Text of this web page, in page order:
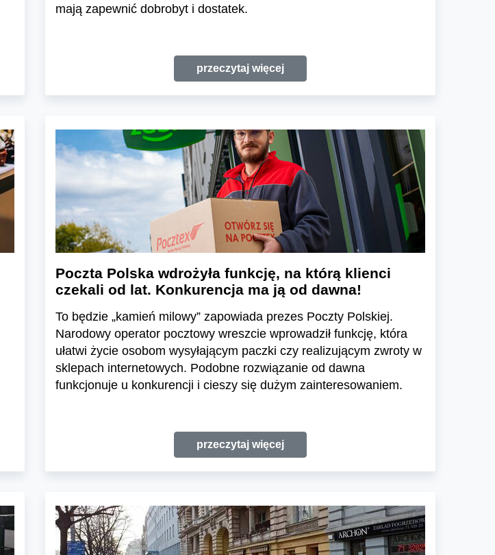
mają zapewnić dobrobyt i dostatek.
przeczytaj więcej
Poczta Polska wdrożyła funkcję, na którą klienci
czekali od lat. Konkurencja ma ją od dawna!
To będzie „kamień milowy” zapowiada prezes Poczty Polskiej.
Narodowy operator pocztowy wreszcie wprowadził funkcję, która
ułatwi życie osobom wysyłającym paczki czy realizującym zwroty w
sklepach internetowych. Podobne rozwiązanie od dawna
funkcjonuje u konkurencji i cieszy się dużym zainteresowaniem.
przeczytaj więcej